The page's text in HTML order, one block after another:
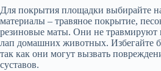
Для покрытия площадки выбирайте
материалы – травяное покрытие,
резиновые маты. Они не травмируют
лап домашних животных. Избегайте
так как они могут вызвать
суставов.